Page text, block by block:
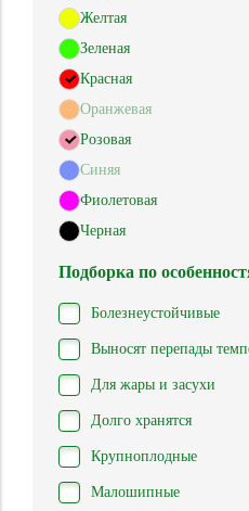
Желтая
Зеленая
Красная
Оранжевая
Розовая
Синяя
Фиолетовая
Черная
Подборка по
Болезнеустойчивые
Выносят перепады
Для жары и засухи
Долго хранятся
Крупноплодные
Малошипные